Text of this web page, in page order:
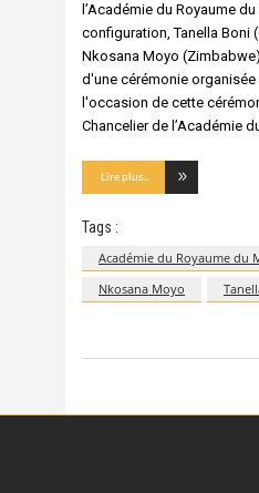
l’Académie du Royaume
configuration, Tanella Boni
Nkosana Moyo
d'une cérémonie organisée
l'occasion de cette
Chancelier de l’Académie
Lire plus...
Tags :
Académie du Royaume du
Nkosana Moyo